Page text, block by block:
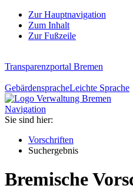
Zur Hauptnavigation
Zum Inhalt
Zur Fußzeile
Transparenzportal Bremen
GebärdenspracheLeichte Sprache
Navigation
Sie sind hier:
Vorschriften
Suchergebnis
Bremische